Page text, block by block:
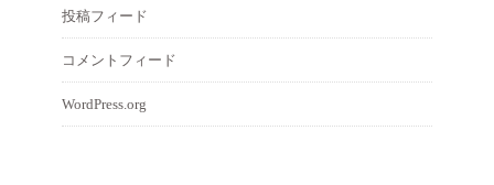
投稿フィード
コメントフィード
WordPress.org